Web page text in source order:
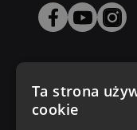
Zakupy u nas
Ta strona
cookie